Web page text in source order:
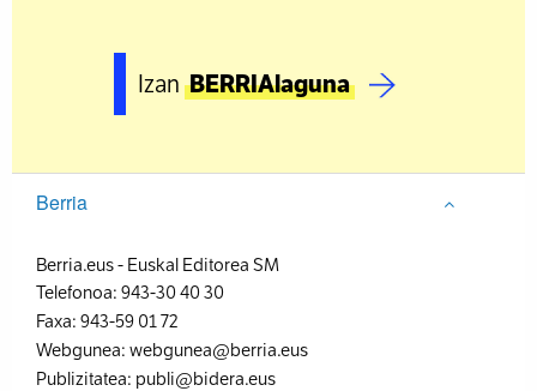
IzanBERRIAlaguna
Berria
Berria.eus- Euskal Editorea SM
Telefonoa: 943-30 40 30
Faxa: 943-59 01 72
Webgunea: webgunea@berria.eus
Publizitatea: publi@bidera.eus